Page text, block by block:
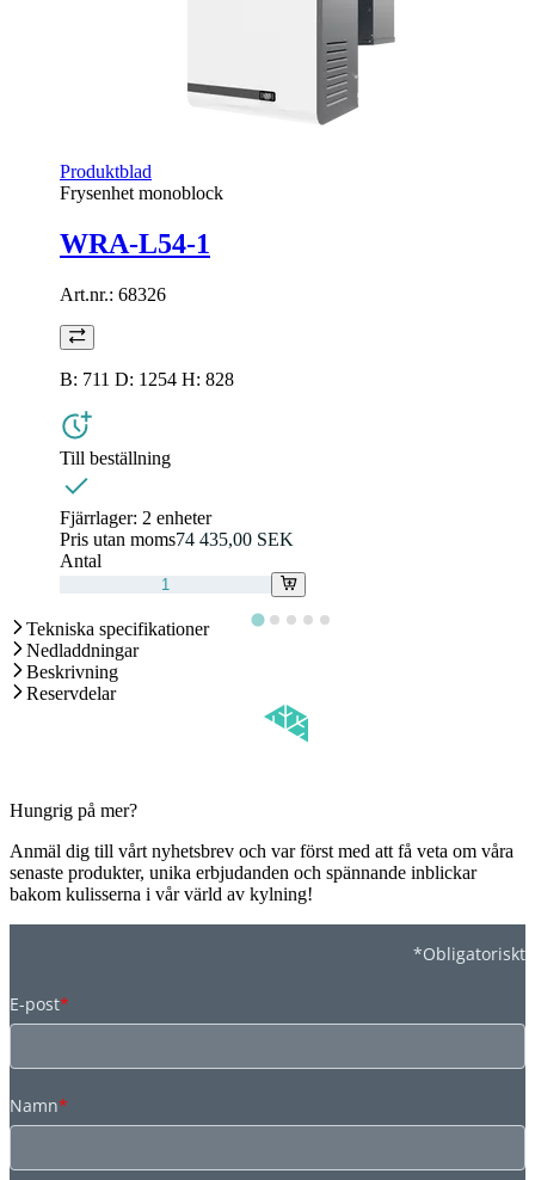
Produktblad
Frysenhet monoblock
WRA-L54-1
Art.nr.: 68326
B: 711 D: 1254 H: 828
Till beställning
Fjärrlager: 2 enheter
Pris utan moms74 435,00 SEK
Antal
Tekniska specifikationer
Nedladdningar
Beskrivning
Reservdelar
Hungrig på mer?
Anmäl dig till vårt nyhetsbrev och var först med att få veta om våra
senaste produkter, unika erbjudanden och spännande inblickar
bakom kulisserna i vår värld av kylning!
*Obligatoriskt
E-post*
Namn*